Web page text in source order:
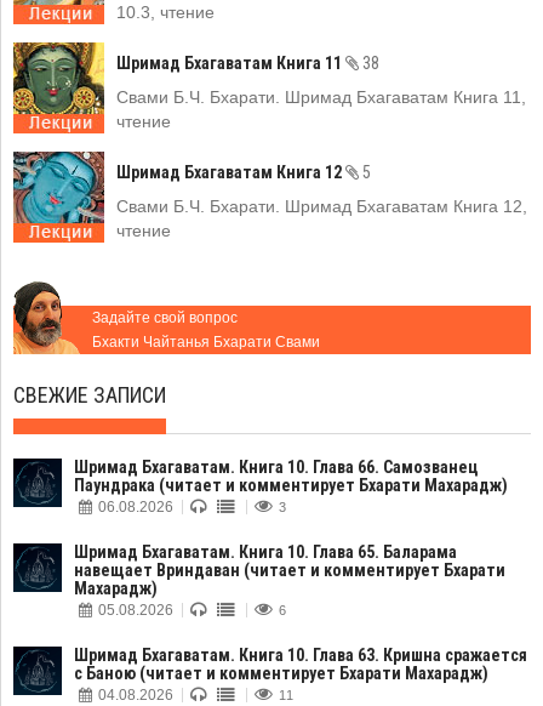
10.3, чтение
Шримад Бхагаватам Книга 11
38
Свами Б.Ч. Бхарати. Шримад Бхагаватам Книга 11,
чтение
Шримад Бхагаватам Книга 12
5
Свами Б.Ч. Бхарати. Шримад Бхагаватам Книга 12,
чтение
Задайте свой вопрос
Бхакти Чайтанья Бхарати Свами
СВЕЖИЕ ЗАПИСИ
Шримад Бхагаватам. Книга 10. Глава 66. Самозванец
Паундрака (читает и комментирует Бхарати Махарадж)
06.08.2026 3
Шримад Бхагаватам. Книга 10. Глава 65. Баларама
навещает Вриндаван (читает и комментирует Бхарати
Махарадж)
05.08.2026 6
Шримад Бхагаватам. Книга 10. Глава 63. Кришна сражается
с Баною (читает и комментирует Бхарати Махарадж)
04.08.2026 11